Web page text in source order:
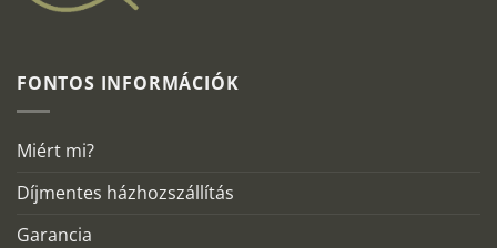
FONTOS INFORMÁCIÓK
Miért mi?
Díjmentes házhozszállítás
Garancia